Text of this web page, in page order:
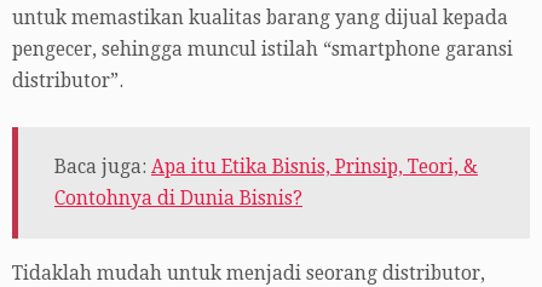
untuk memastikan kualitas barang yang dijual kepada
pengecer, sehingga muncul istilah “smartphone garansi
distributor”.
Baca juga: Apa itu Etika Bisnis, Prinsip, Teori, &
Contohnya di Dunia Bisnis?
Tidaklah mudah untuk menjadi seorang distributor,